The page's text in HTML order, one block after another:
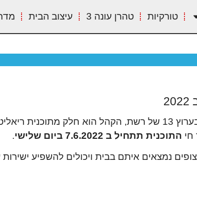
טורקיות טהרן עונה 3 עיצוב הבית
האח הגדול לייב שידור חי 2022 תשודר לייב לצפייה ישירה בערוץ 13 של רשת,
התוכנית תתחיל ב 7.6.2022 ביום שלישי .
נמצאים איתם בבית ויכולים להשפיע